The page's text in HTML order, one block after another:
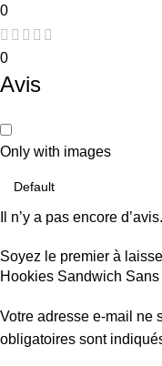
0
0
Avis
Only with images
Il n’y a pas encore d’avis.
Soyez le premier à
Hookies Sandwich Sans
Votre adresse e-mail ne
obligatoires sont